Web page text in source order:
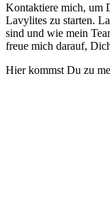
Kontaktiere mich, um
Lavylites zu starten.
sind und wie mein
freue mich darauf,
Hier kommst Du zu